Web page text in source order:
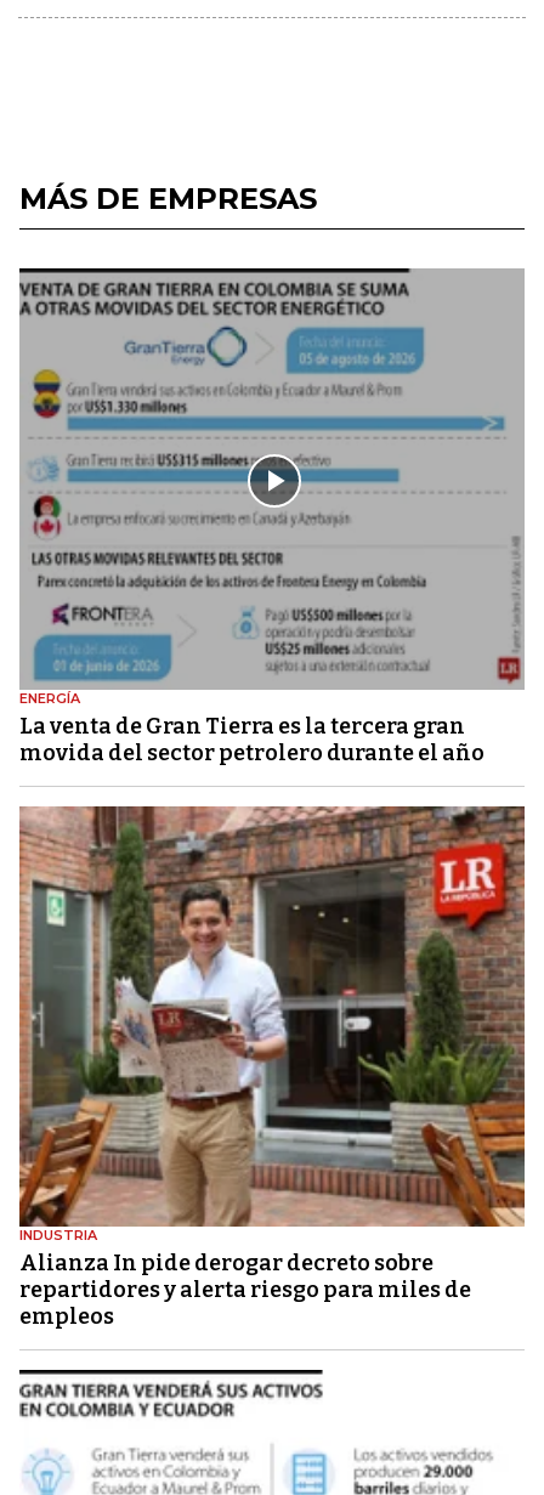
MÁS DE EMPRESAS
ENERGÍA
La venta de Gran Tierra es la tercera gran
movida del sector petrolero durante el año
INDUSTRIA
Alianza In pide derogar decreto sobre
repartidores y alerta riesgo para miles de
empleos